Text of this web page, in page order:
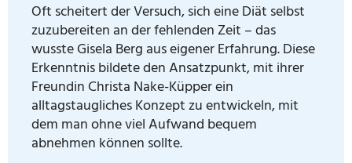
Oft scheitert der Versuch, sich eine Diät selbst
zuzubereiten an der fehlenden Zeit – das
wusste Gisela Berg aus eigener Erfahrung. Diese
Erkenntnis bildete den Ansatzpunkt, mit ihrer
Freundin Christa Nake-Küpper ein
alltagstaugliches Konzept zu entwickeln, mit
dem man ohne viel Aufwand bequem
abnehmen können sollte.